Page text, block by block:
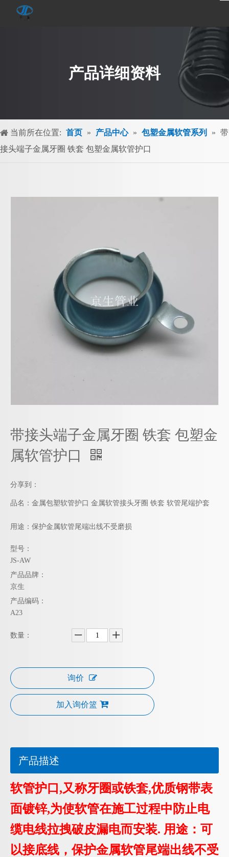
产品详细资料
当前所在位置: 首页 » 产品中心 » 包塑金属软管系列 » 带
接头端子金属牙圈 铁套 包塑金属软管护口
带接头端子金属牙圈 铁套 包塑金
属软管护口
分享到：
品名：金属包塑软管护口 金属软管接头牙圈 铁套 软管尾端护套
用途：保护金属软管尾端出线不受磨损
型号：
JS-AW
产品品牌：
京生
产品编码：
A23
数量：
询价
加入询价篮
产品描述
软管护口,又称牙圈或铁套,优质钢带表
面镀锌,为使软管在施工过程中防止电
缆电线拉拽破皮漏电而安装. 用途：可
以接底线，保护金属软管尾端出线不受